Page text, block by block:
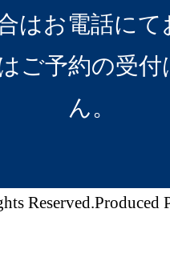
はお電話にて
ご予約の受
ん。
Reserved.Produced